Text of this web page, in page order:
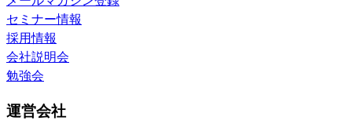
セミナー情報
採用情報
会社説明会
勉強会
運営会社